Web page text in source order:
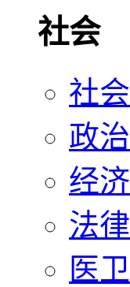
社会
社会
政治
经济
法律
医卫